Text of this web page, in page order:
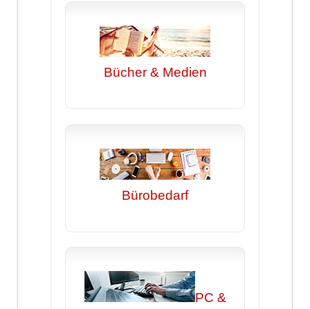
Bücher & Medien
Bürobedarf
PC &